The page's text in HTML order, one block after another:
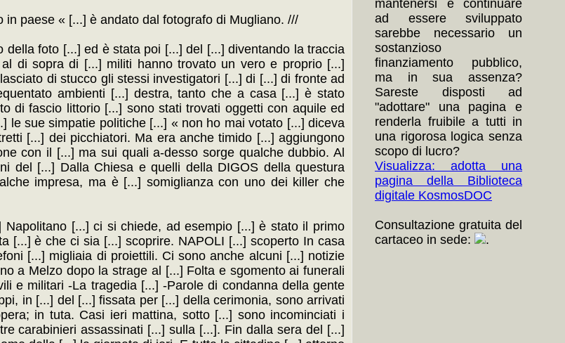
paese « [...] è andato dal fotografo di Mugliano. ///
foto [...] ed è stata poi [...] del [...] diventando la traccia
di sopra di [...] militi hanno trovato un vero e proprio [...]
di stucco gli stessi investigatori [...] di [...] di fronte ad
ambienti [...] destra, tanto che a casa [...] è stato
di fascio littorio [...] sono stati trovati oggetti con aquile ed
le sue simpatie politiche [...] « non ho mai votato [...] diceva
[...] dei picchiatori. Ma era anche timido [...] aggiungono
con il [...] ma sui quali a-desso sorge qualche dubbio. Al
del [...] Dalla Chiesa e quelli della DIGOS della questura
impresa, ma è [...] somiglianza con uno dei killer che
[...] ci si chiede, ad esempio [...] è stato il primo
[...] è che ci sia [...] scoprire. NAPOLI [...] scoperto In casa
[...] migliaia di proiettili. Ci sono anche alcuni [...] notizie
a Melzo dopo la strage al [...] Folta e sgomento ai funerali
e militari -La tragedia [...] -Parole di condanna della gente
in [...] del [...] fissata per [...] della cerimonia, sono arrivati
in tuta. Casi ieri mattina, sotto [...] sono incominciati i
carabinieri assassinati [...] sulla [...]. Fin dalla sera del [...]
mantenersi e continuare
ad essere sviluppato
sarebbe necessario un
sostanzioso
finanziamento pubblico,
ma in sua assenza?
Sareste disposti ad
"adottare" una pagina e
renderla fruibile a tutti in
una rigorosa logica senza
scopo di lucro?
Visualizza: adotta una
pagina della Biblioteca
digitale KosmosDOC
Consultazione gratuita del
cartaceo in sede:
.